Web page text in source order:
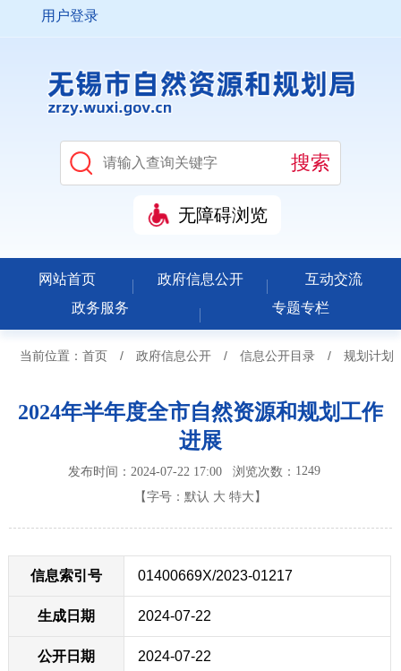
用户登录
无障碍浏览
网站首页 政府信息公开
互动交流
政务服务
专题专栏
当前位置： 首页 / 政府信息公开 / 信息公开目录 / 规划计划
2024年半年度全市自然资源和规划工作
进展
发布时间：2024-07-22 17:00浏览次数： 1249
【字号： 默认 大 特大 】
信息索引号 01400669X/2023-01217
生成日期 2024-07-22
公开日期 2024-07-22